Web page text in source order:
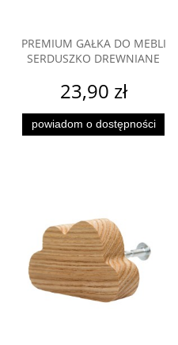
PREMIUM GAŁKA DO MEBLI
SERDUSZKO DREWNIANE
23,90 zł
powiadom o dostępności